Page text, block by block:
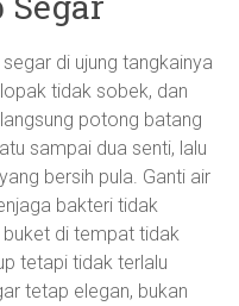
di ujung tangkainya
tidak sobek, dan
potong batang
sampai dua senti, lalu
bersih pula. Ganti air
bakteri tidak
di tempat tidak
tetapi tidak terlalu
tetap elegan, bukan